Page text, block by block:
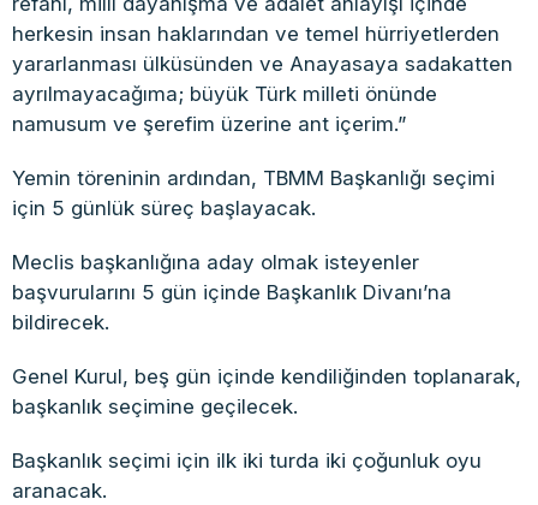
herkesin insan haklarından ve temel hürriyetlerden
yararlanması ülküsünden ve Anayasaya sadakatten
ayrılmayacağıma; büyük Türk milleti önünde
namusum ve şerefim üzerine ant içerim.”
Yemin töreninin ardından, TBMM Başkanlığı seçimi
için 5 günlük süreç başlayacak.
Meclis başkanlığına aday olmak isteyenler
başvurularını 5 gün içinde Başkanlık Divanı’na
bildirecek.
Genel Kurul, beş gün içinde kendiliğinden toplanarak,
başkanlık seçimine geçilecek.
Başkanlık seçimi için ilk iki turda iki çoğunluk oyu
aranacak.